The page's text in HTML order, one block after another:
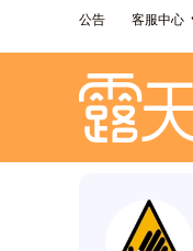
公告 客服中心